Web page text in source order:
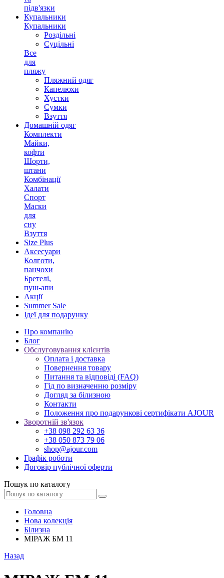
підв'язки
Купальники
Купальники
Роздільні
Суцільні
Все
для
пляжу
Пляжний одяг
Капелюхи
Хустки
Сумки
Взуття
Домашній одяг
Комплекти
Майки,
кофти
Шорти,
штани
Комбінації
Халати
Спорт
Маски
для
сну
Взуття
Size Plus
Аксесуари
Колготи,
панчохи
Бретелі,
пуш-апи
Акції
Summer Sale
Ідеї для подарунку
Про компанію
Блог
Обслуговування клієнтів
Оплата і доставка
Повернення товару
Питання та відповіді (FAQ)
Гід по визначенню розміру
Догляд за білизною
Контакти
Положення про подарункові сертифікати AJOUR
Зворотній зв'язок
+38 098 292 63 36
+38 050 873 79 06
shop@ajour.com
Графік роботи
Договір публічної оферти
Пошук по каталогу
Головна
Нова колекція
Білизна
МІРАЖ БМ 11
Назад